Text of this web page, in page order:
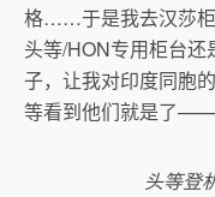
格……于是我去汉莎柜
头等/HON专用柜台
子，让我对印度同胞
等看到他们就是了——
头等登